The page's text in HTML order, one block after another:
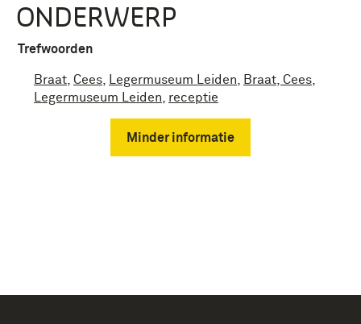
ONDERWERP
Trefwoorden
Braat Cees Legermuseum Leiden Braat, Cees
Legermuseum Leiden
receptie
Minder informatie